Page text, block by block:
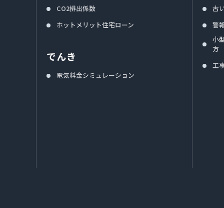
CO2排出係数
ホットメリット住宅ローン
でんき
電気料金シミュレーション
古
警
小
方
工